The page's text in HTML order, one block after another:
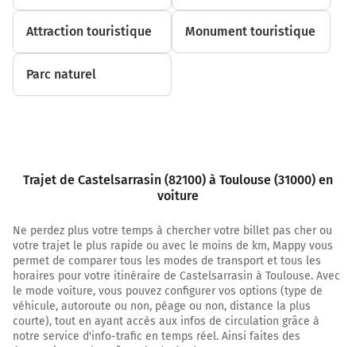
TOULOUSE-CENTRE
Fondeyre
kilomètres
Sortir et rejoindre la voie. Continuer sur 850 mètres
30
PONTS-JUMEAUX
TOULOUSE-CENTRE
64 km
Attraction touristique Monument touristique
Parc naturel
Trajet de Castelsarrasin (82100) à Toulouse (31000) en
voiture
Ne perdez plus votre temps à chercher votre billet pas cher ou
votre trajet le plus rapide ou avec le moins de km, Mappy vous
permet de comparer tous les modes de transport et tous les
horaires pour votre itinéraire de Castelsarrasin à Toulouse. Avec
le mode voiture, vous pouvez configurer vos options (type de
véhicule, autoroute ou non, péage ou non, distance la plus
courte), tout en ayant accès aux infos de circulation grâce à
notre service d'info-trafic en temps réel. Ainsi faites des